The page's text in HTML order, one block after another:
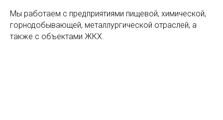
Мы работаем с предприятиями пищевой, химической,
горнодобывающей, металлургической отраслей, а
также с объектами ЖКХ.